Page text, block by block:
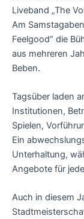
Liveband „The
Am
Feelgood“ die
aus mehreren
Beben.
Tagsüber laden
Institutionen,
Spielen,
Ein
Unterhaltung,
Angebote für
Auch in diesem